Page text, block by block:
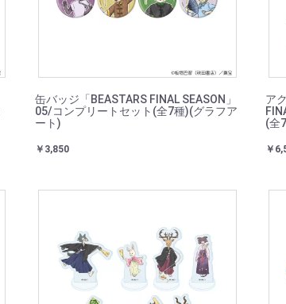
缶バッジ「BEASTARS FINAL SEASON」
05/コンプリートセット(全7種)(グラフア
ート)
￥3,850
ア
(全
￥